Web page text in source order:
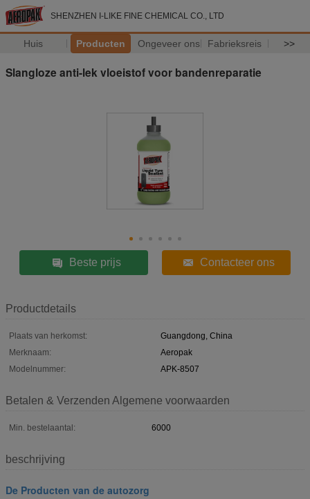
SHENZHEN I-LIKE FINE CHEMICAL CO., LTD
Huis Producten Ongeveer ons Fabrieksreis >>
Slangloze anti-lek vloeistof voor bandenreparatie
Beste prijs Contacteer ons
Productdetails
Plaats van herkomst:
Guangdong, China
Merknaam:
Aeropak
Modelnummer:
APK-8507
Betalen & Verzenden Algemene voorwaarden
Min. bestelaantal: 6000
beschrijving
De Producten van de autozorg